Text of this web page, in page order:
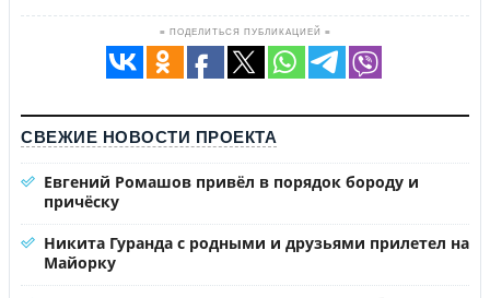
≡ ПОДЕЛИТЬСЯ ПУБЛИКАЦИЕЙ ≡
СВЕЖИЕ НОВОСТИ ПРОЕКТА
Евгений Ромашов привёл в порядок бороду и
причёску
Никита Гуранда с родными и друзьями прилетел на
Майорку